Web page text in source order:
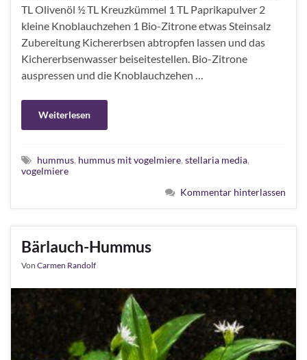
TL Olivenöl ½ TL Kreuzkümmel 1 TL Paprikapulver 2
kleine Knoblauchzehen 1 Bio-Zitrone etwas Steinsalz
Zubereitung Kichererbsen abtropfen lassen und das
Kichererbsenwasser beiseitestellen. Bio-Zitrone
auspressen und die Knoblauchzehen …
Weiterlesen
hummus, hummus mit vogelmiere, stellaria media,
vogelmiere
Kommentar hinterlassen
Bärlauch-Hummus
Von Carmen Randolf